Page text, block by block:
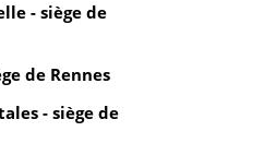
- siège de
de Rennes
- siège de